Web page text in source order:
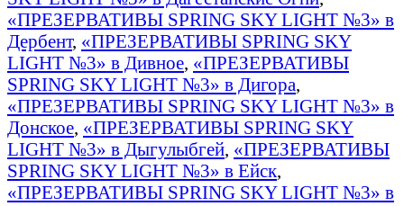
«ПРЕЗЕРВАТИВЫ SPRING SKY LIGHT №3» в
Дербент, «ПРЕЗЕРВАТИВЫ SPRING SKY
LIGHT №3» в Дивное, «ПРЕЗЕРВАТИВЫ
SPRING SKY LIGHT №3» в Дигора,
«ПРЕЗЕРВАТИВЫ SPRING SKY LIGHT №3» в
Донское, «ПРЕЗЕРВАТИВЫ SPRING SKY
LIGHT №3» в Дыгулыбгей, «ПРЕЗЕРВАТИВЫ
SPRING SKY LIGHT №3» в Ейск,
«ПРЕЗЕРВАТИВЫ SPRING SKY LIGHT №3» в